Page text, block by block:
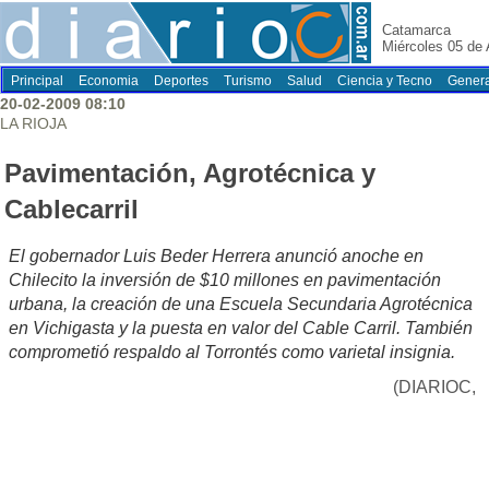
Catamarca
Miércoles 05 de
Principal Economia Deportes Turismo Salud Ciencia y Tecno
20-02-2009 08:10
LA RIOJA
Pavimentación, Agrotécnica y
Cablecarril
El gobernador Luis Beder Herrera anunció anoche en
Chilecito la inversión de $10 millones en pavimentación
urbana, la creación de una Escuela Secundaria Agrotécnica
en Vichigasta y la puesta en valor del Cable Carril. También
comprometió respaldo al Torrontés como varietal insignia.
(DIARIOC,